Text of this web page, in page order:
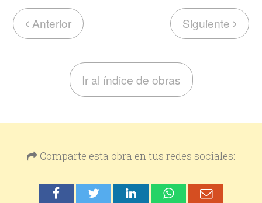
Anterior Siguiente
Ir al índice de obras
Comparte esta obra en tus redes sociales: